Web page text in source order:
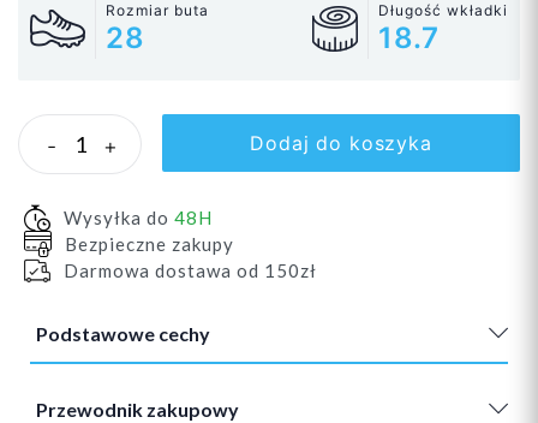
Rozmiar buta
28
Długość wkładki
18.7
- + Dodaj do koszyka
Wysyłka do 48H
Bezpieczne zakupy
Darmowa dostawa od 150zł
Podstawowe cechy
Przewodnik zakupowy